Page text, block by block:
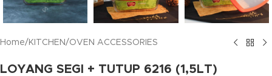
Home/ KITCHEN/OVEN ACCESSORIES
LOYANG SEGI + TUTUP 6216 (1,5LT)